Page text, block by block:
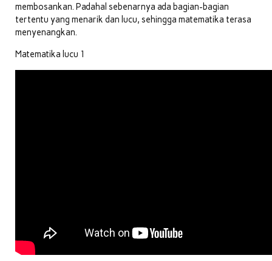
membosankan. Padahal sebenarnya ada bagian-bagian
tertentu yang menarik dan lucu, sehingga matematika terasa
menyenangkan.
Matematika lucu 1